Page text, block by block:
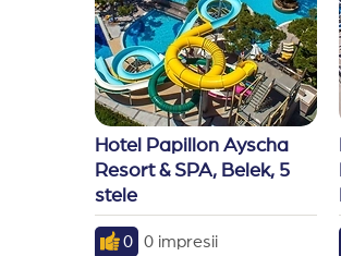
Hotel Papillon Ayscha
Resort & SPA, Belek, 5
stele
0 0 impresii